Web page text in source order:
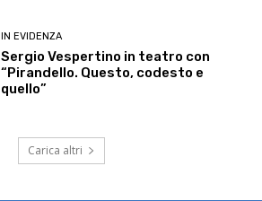
IN EVIDENZA
Sergio Vespertino in teatro con
“Pirandello. Questo, codesto e
quello”
Carica altri